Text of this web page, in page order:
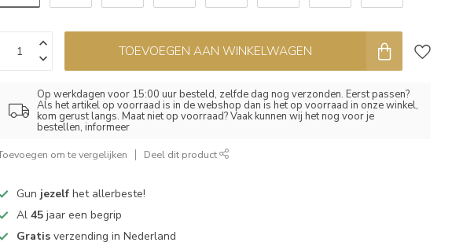
TOEVOEGEN AAN WINKELWAGEN
Op werkdagen voor 15:00 uur besteld, zelfde dag nog verzonden. Eerst passen?
Als het artikel op voorraad is in de webshop dan is het op voorraad in onze winkel,
kom gerust langs. Maat niet op voorraad? Vaak kunnen wij het nog voor je
bestellen, informeer
om te vergelijken Deel dit product
Gun jezelf het allerbeste!
Al45 jaar een begrip
Gratis verzending in Nederland